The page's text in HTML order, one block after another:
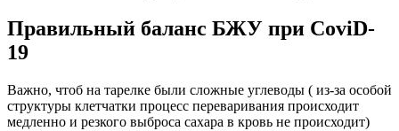
Правильный баланс БЖУ при CoviD-
19
Важно, чтоб на тарелке были сложные углеводы ( из-за особой
структуры клетчатки процесс переваривания происходит
медленно и резкого выброса сахара в кровь не происходит)